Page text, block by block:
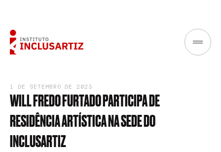
1 DE SETEMBRO DE 2023
WILLFREDOFURTADOPARTICIPADE
RESIDÊNCIAARTÍSTICANASEDEDO
INCLUSARTIZ